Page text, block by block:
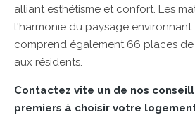
alliant esthétisme et confort. Les
l'harmonie du paysage
comprend également 66 places
aux résidents.
Contactez vite un de nos
premiers à choisir votre